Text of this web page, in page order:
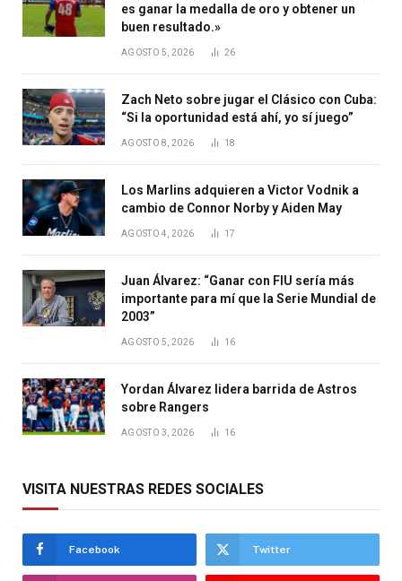
es ganar la medalla de oro y obtener un
buen resultado.»
AGOSTO 5, 2026 26
Zach Neto sobre jugar el Clásico con Cuba:
“Si la oportunidad está ahí, yo sí juego”
AGOSTO 8, 2026 18
Los Marlins adquieren a Victor Vodnik a
cambio de Connor Norby y Aiden May
AGOSTO 4, 2026 17
Juan Álvarez: “Ganar con FIU sería más
importante para mí que la Serie Mundial de
2003”
AGOSTO 5, 2026 16
Yordan Álvarez lidera barrida de Astros
sobre Rangers
AGOSTO 3, 2026 16
VISITA NUESTRAS REDES SOCIALES
Facebook Twitter